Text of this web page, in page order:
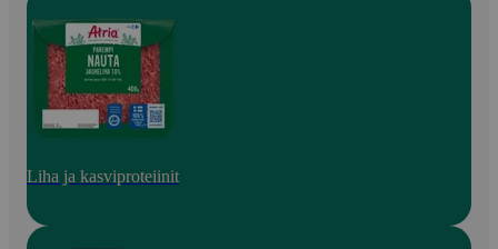
Liha ja kasviproteiinit